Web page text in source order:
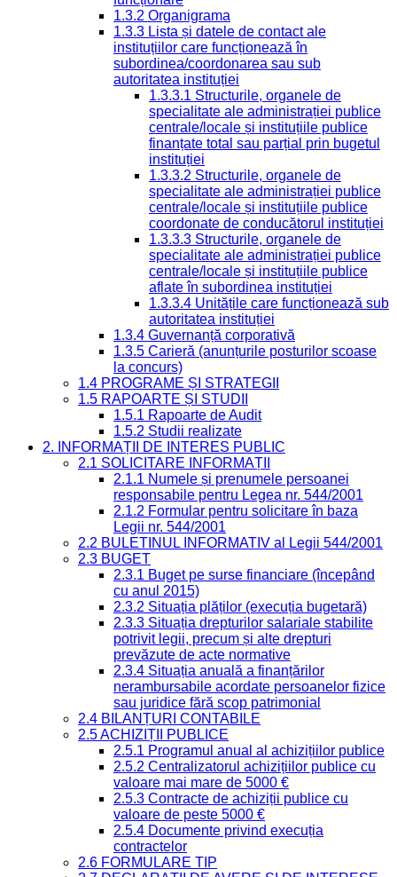
1.3.2 Organigrama
1.3.3 Lista și datele de contact ale
instituțiilor care funcționează în
subordinea/coordonarea sau sub
autoritatea instituției
1.3.3.1 Structurile, organele de
specialitate ale administrației publice
centrale/locale și instituțiile publice
finanțate total sau parțial prin bugetul
instituției
1.3.3.2 Structurile, organele de
specialitate ale administrației publice
centrale/locale și instituțiile publice
coordonate de conducătorul instituției
1.3.3.3 Structurile, organele de
specialitate ale administrației publice
centrale/locale și instituțiile publice
aflate în subordinea instituției
1.3.3.4 Unitățile care funcționează sub
autoritatea instituției
1.3.4 Guvernanță corporativă
1.3.5 Carieră (anunțurile posturilor scoase
la concurs)
1.4 PROGRAME ȘI STRATEGII
1.5 RAPOARTE ȘI STUDII
1.5.1 Rapoarte de Audit
1.5.2 Studii realizate
2. INFORMAȚII DE INTERES PUBLIC
2.1 SOLICITARE INFORMAȚII
2.1.1 Numele și prenumele persoanei
responsabile pentru Legea nr. 544/2001
2.1.2 Formular pentru solicitare în baza
Legii nr. 544/2001
2.2 BULETINUL INFORMATIV al Legii 544/2001
2.3 BUGET
2.3.1 Buget pe surse financiare (începând
cu anul 2015)
2.3.2 Situația plăților (execuția bugetară)
2.3.3 Situația drepturilor salariale stabilite
potrivit legii, precum și alte drepturi
prevăzute de acte normative
2.3.4 Situația anuală a finanțărilor
nerambursabile acordate persoanelor fizice
sau juridice fără scop patrimonial
2.4 BILANȚURI CONTABILE
2.5 ACHIZIȚII PUBLICE
2.5.1 Programul anual al achizițiilor publice
2.5.2 Centralizatorul achizițiilor publice cu
valoare mai mare de 5000 €
2.5.3 Contracte de achiziții publice cu
valoare de peste 5000 €
2.5.4 Documente privind execuția
contractelor
2.6 FORMULARE TIP